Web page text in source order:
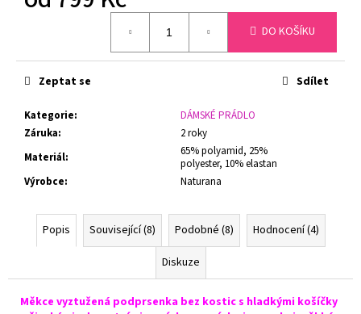
DO KOŠÍKU
Kategorie:
DÁMSKÉ PRÁDLO
Záruka:
2 roky
Materiál:
65% polyamid, 25%
polyester, 10% elastan
Výrobce: Naturana
Zeptat se Sdílet
Popis Související (8) Podobné (8)
Hodnocení (4)
Diskuze
Měkce vyztužená podprsenka bez kostic s hladkými košíčky